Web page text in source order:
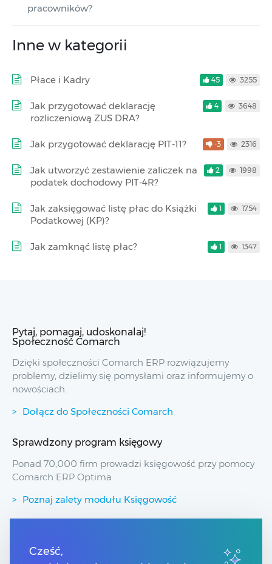
pracowników?
Inne w kategorii
Płace i Kadry 45 3255
Jak przygotować deklarację
rozliczeniową ZUS DRA?
4 3648
Jak przygotować deklarację PIT-11? -3 2316
Jak utworzyć zestawienie zaliczek na
podatek dochodowy PIT-4R?
2 1998
Jak zaksięgować listę płac do Książki
Podatkowej (KP)?
1 1754
Jak zamknąć listę płac? 1 1347
Pytaj, pomagaj, udoskonalaj!
Społeczność Comarch
Dzięki społeczności Comarch ERP rozwiązujemy
problemy, dzielimy się pomysłami oraz informujemy o
nowościach.
Dołącz do Społeczności Comarch
Sprawdzony program księgowy
Ponad 70,000 firm prowadzi księgowość przy pomocy
Comarch ERP Optima
Poznaj zalety modułu Księgowość
Przydatne linki
Cześć,